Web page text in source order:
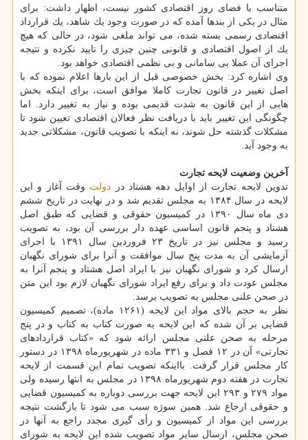
متناسب با فضای روز اقتصادی كشور نیست، اظهار داشت: برای
مثال در یكی از بندها آمده كه در صورت وجود یك شاهد، یك قرارداد
اقتصادی رسمی بسته شده، می تواند ملغی شود، در حالی كه هیچ
یك از اصول اقتصادی و قانونی چنین چیزی را تایید نكرده و نتیجه
اجرای آن عملا بی سامانی و بی نظمی اقتصادی خواهد بود.
وی اشاره كرد: بخش خصوصی قبل از این بارها اعلام نموده كه با
اصل تغییر در قانون تجارت كاملا موافق است، برای اینكه بخش
هایی از این قانون به شدت قدیمی بوده و نیاز به تغییر دارد. اما
چگونگی این تغییر باید با دریافت نظر فعالان اقتصادی تعیین شود تا
مشكلات گذشته حل شوند، نه اینكه با تصویب قانون، مشكلاتی جدید
به وجود آید.
آخرین وضعیت لایحه تجارت
تدوین لایحه تجارت از اوایل دهه هشتاد در دولت وقت آغاز و این
لایحه در سال ۱۳۸۴ به مجلس تقدیم شد و در نهایت در تاریخ ششم
دی ماه سال ۱۳۹۰ در كمیسیون حقوقی و قضایی كه طبق اصل
هشتاد و پنجم قانون اساسی عهده دار بررسی آن بود، به تصویب
رسید و مجلس نیز در تاریخ ۲۳ فروردین سال ۱۳۹۱ با اجرای
آزمایشی آن به مدت پنج سال موافقت و آنرا برای شورای نگهبان
ارسال كرد و شورای نگهبان نیز با ایراد اصل هشتاد و پنجم آنرا به
مجلس عودت داد و برای رفع ایراد شورای نگهبان لازم بود این متن
در صحن علنی مجلس به تصویب برسد.
نظر به حجم بالای مواد این لایحه (۱۲۶۱ ماده)، تصمیم كمیسیون
قضایی بر آن شده كه این لایحه به صورت كتاب به كتاب و در پنج
مرحله به صحن علنی مجلس ارائه شود كه «كتاب قراردادهای
تجارتی» آن در ۱۲ فصل و ۳۳۱ ماده در شهریورماه ۱۳۹۸ در دستور
كار مجلس قرار گرفت. بااینكه تصویب تمام این قسمت از لایحه
تجارت در هفته دوم شهریورماه ۱۳۹۸ در مجلس به انتها رسیده ولی
مواد ۲۷۹ و ۲۹۳ این لایحه جهت بررسی دوباره به كمیسیون قضایی
و حقوقی ارجاع شد. همین سوژه سبب می شود تا بازگشت نتیجه
بررسی این مواد از كمیسیون و رأی گیری مجدد راجع به آنها در
صحن مجلس، ارسال سایر مواد تصویب شده این لایحه به شورای